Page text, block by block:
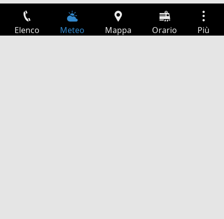
Elenco Meteo Mappa Orario Più